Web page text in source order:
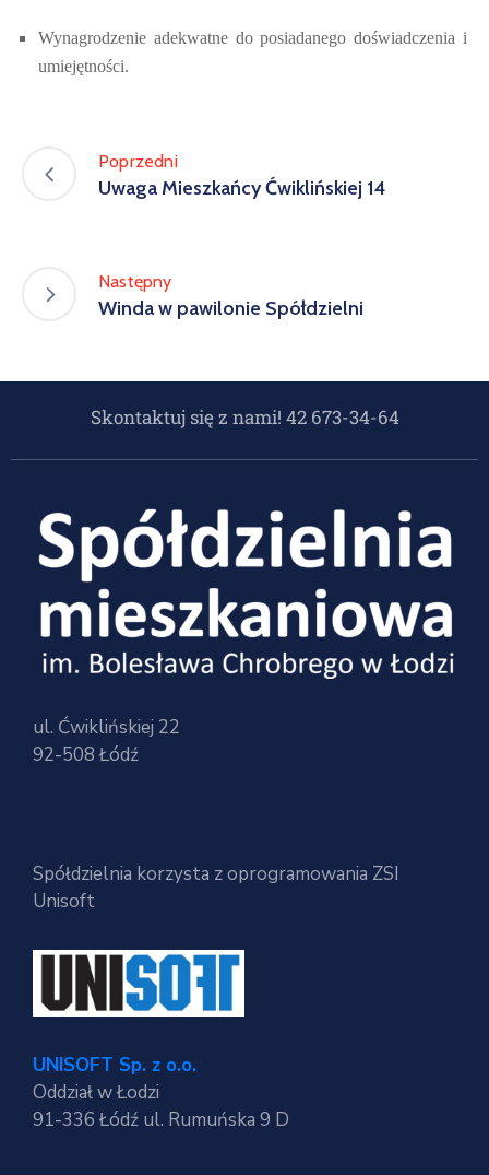
Wynagrodzenie adekwatne do posiadanego doświadczenia i
umiejętności.
Poprzedni
Uwaga Mieszkańcy Ćwiklińskiej 14
Następny
Winda w pawilonie Spółdzielni
Skontaktuj się z nami! 42 673-34-64
ul. Ćwiklińskiej 22
92-508 Łódź
Spółdzielnia korzysta z oprogramowania ZSI
Unisoft
UNISOFT Sp. z o.o.
Oddział w Łodzi
91-336 Łódź ul. Rumuńska 9 D